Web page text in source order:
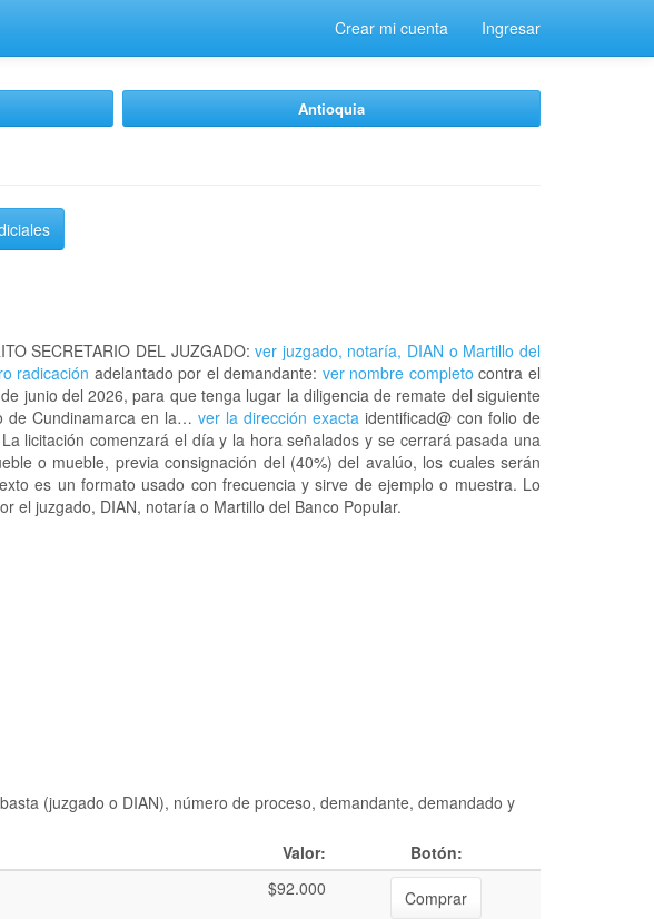
Crear mi cuenta Ingresar
Antioquia
SECRETARIO DEL JUZGADO: ver juzgado, notaría, DIAN o Martillo del
radicación adelantado por el demandante: ver nombre completo contra el
junio del 2026, para que tenga lugar la diligencia de remate del siguiente
de Cundinamarca en la… ver la dirección exacta identificad@ con folio de
licitación comenzará el día y la hora señalados y se cerrará pasada una
o mueble, previa consignación del (40%) del avalúo, los cuales serán
es un formato usado con frecuencia y sirve de ejemplo o muestra. Lo
el juzgado, DIAN, notaría o Martillo del Banco Popular.
(juzgado o DIAN), número de proceso, demandante, demandado y
Valor:
Botón:
$92.000
Comprar